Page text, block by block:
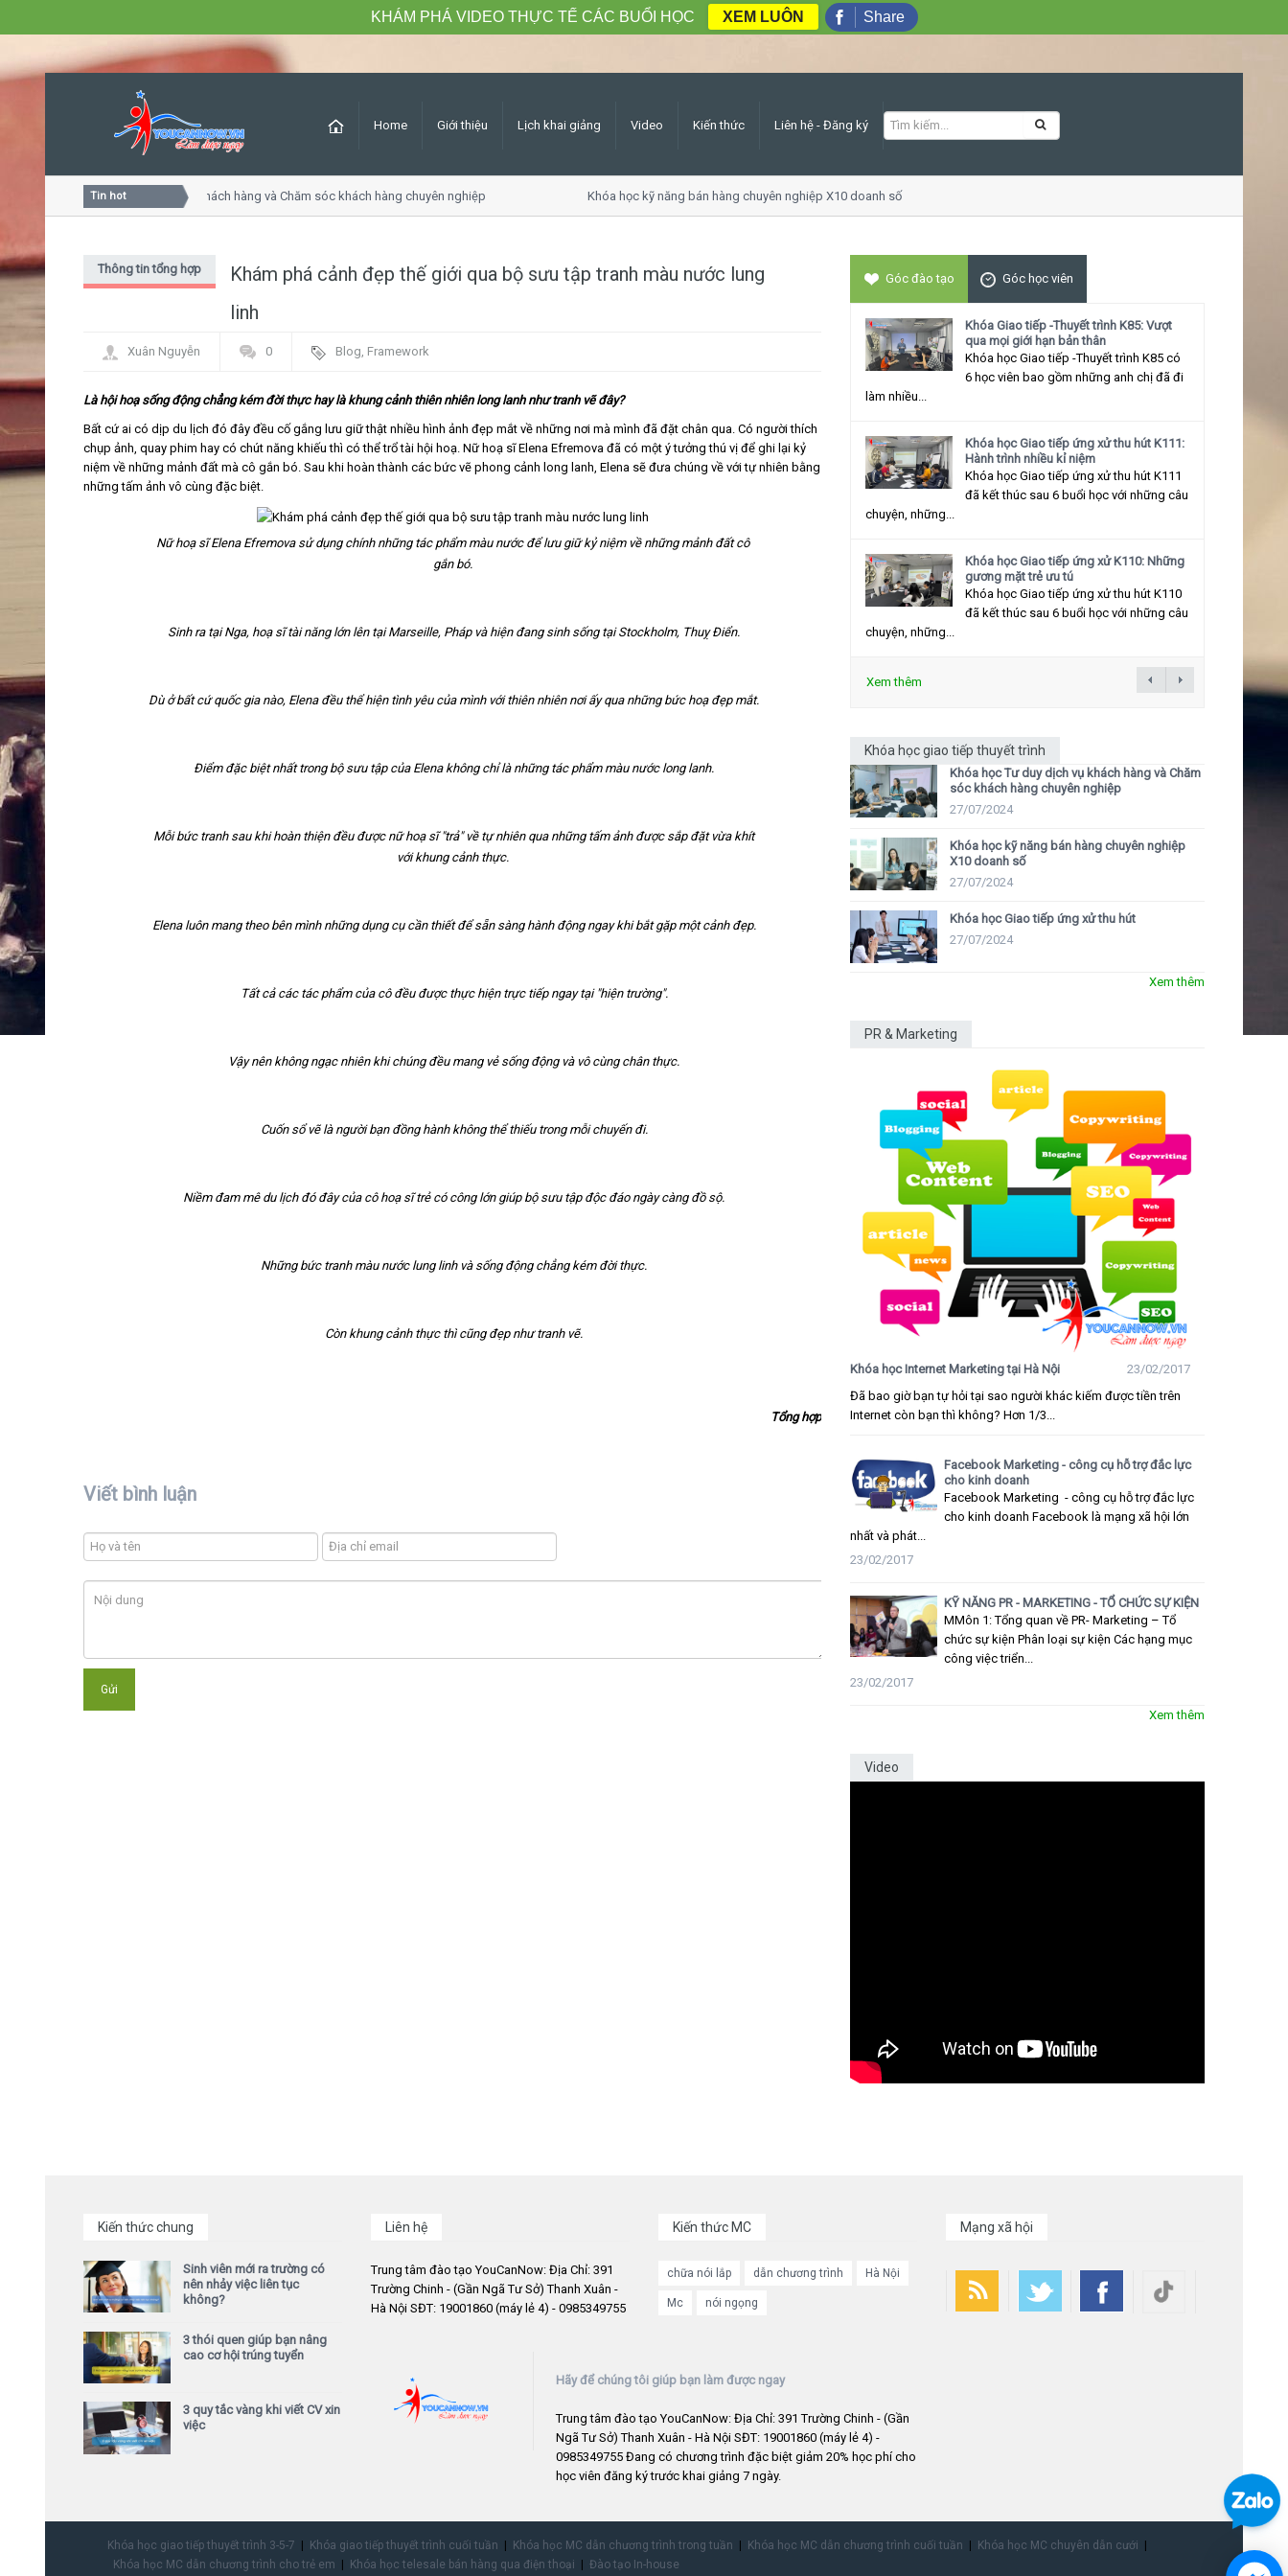
Home Giới thiệu Lịch khai giảng Video Kiến thức Liên hệ - Đăng ký
Tin hot
Khóa học Tư duy dịch vụ khách hàng và Chăm sóc khách hàng chuyên nghiệp Khóa học kỹ năng bán hàng chuyên nghiệp X10 doanh số
Khám phá cảnh đẹp thế giới qua bộ sưu tập tranh màu nước lung
linh
Thông tin tổng hợp
Xuân Nguyễn 0 Blog, Framework
Là hội hoạ sống động chẳng kém đời thực hay là khung cảnh thiên nhiên long lanh như tranh vẽ đây?
Bất cứ ai có dịp du lịch đó đây đều cố gắng lưu giữ thật nhiều hình ảnh đẹp mắt về những nơi mà mình đã đặt chân qua. Có người thích
chụp ảnh, quay phim hay có chút năng khiếu thì có thể trổ tài hội hoạ. Nữ hoạ sĩ Elena Efremova đã có một ý tưởng thú vị để ghi lại kỷ
niệm về những mảnh đất mà cô gắn bó. Sau khi hoàn thành các bức vẽ phong cảnh long lanh, Elena sẽ đưa chúng về với tự nhiên bằng
những tấm ảnh vô cùng đặc biệt.
Nữ hoạ sĩ Elena Efremova sử dụng chính những tác phẩm màu nước để lưu giữ kỷ niệm về những mảnh đất cô
gắn bó.
Sinh ra tại Nga, hoạ sĩ tài năng lớn lên tại Marseille, Pháp và hiện đang sinh sống tại Stockholm, Thuỵ Điển.
Dù ở bất cứ quốc gia nào, Elena đều thể hiện tình yêu của mình với thiên nhiên nơi ấy qua những bức hoạ đẹp mắt.
Điểm đặc biệt nhất trong bộ sưu tập của Elena không chỉ là những tác phẩm màu nước long lanh.
Mỗi bức tranh sau khi hoàn thiện đều được nữ hoạ sĩ "trả" về tự nhiên qua những tấm ảnh được sắp đặt vừa khít
với khung cảnh thực.
Elena luôn mang theo bên mình những dụng cụ cần thiết để sẵn sàng hành động ngay khi bắt gặp một cảnh đẹp.
Tất cả các tác phẩm của cô đều được thực hiện trực tiếp ngay tại "hiện trường".
Vậy nên không ngạc nhiên khi chúng đều mang vẻ sống động và vô cùng chân thực.
Cuốn sổ vẽ là người bạn đồng hành không thể thiếu trong mỗi chuyến đi.
Niềm đam mê du lịch đó đây của cô hoạ sĩ trẻ có công lớn giúp bộ sưu tập độc đáo ngày càng đồ sộ.
Những bức tranh màu nước lung linh và sống động chẳng kém đời thực.
Còn khung cảnh thực thì cũng đẹp như tranh vẽ.
Tổng hợp
Viết bình luận
Góc đào tạo Góc học viên
Khóa Giao tiếp -Thuyết trình K85: Vượt
qua mọi giới hạn bản thân
Khóa học Giao tiếp -Thuyết trình K85 có
6 học viên bao gồm những anh chị đã đi
làm nhiều...
Khóa học Giao tiếp ứng xử thu hút K111:
Hành trình nhiều kỉ niệm
Khóa học Giao tiếp ứng xử thu hút K111
đã kết thúc sau 6 buổi học với những câu
chuyện, những...
Khóa học Giao tiếp ứng xử K110: Những
gương mặt trẻ ưu tú
Khóa học Giao tiếp ứng xử thu hút K110
đã kết thúc sau 6 buổi học với những câu
chuyện, những...
Xem thêm
Khóa học giao tiếp thuyết trình
Khóa học Tư duy dịch vụ khách hàng và Chăm
sóc khách hàng chuyên nghiệp
27/07/2024
Khóa học kỹ năng bán hàng chuyên nghiệp
X10 doanh số
27/07/2024
Khóa học Giao tiếp ứng xử thu hút
27/07/2024
Xem thêm
PR & Marketing
Khóa học Internet Marketing tại Hà Nội
23/02/2017
Đã bao giờ bạn tự hỏi tại sao người khác kiếm được tiền trên
Internet còn bạn thì không? Hơn 1/3...
Facebook Marketing - công cụ hỗ trợ đắc lực
cho kinh doanh
Facebook Marketing - công cụ hỗ trợ đắc lực
cho kinh doanh Facebook là mạng xã hội lớn
nhất và phát...
23/02/2017
KỸ NĂNG PR - MARKETING - TỔ CHỨC SỰ KIỆN
MMôn 1: Tổng quan về PR- Marketing – Tổ
chức sự kiện Phân loại sự kiện Các hạng mục
công việc triển...
23/02/2017
Xem thêm
Video
Kiến thức chung
Sinh viên mới ra trường có
nên nhảy việc liên tục
không?
3 thói quen giúp bạn nâng
cao cơ hội trúng tuyển
3 quy tắc vàng khi viết CV xin
việc
Liên hệ
Trung tâm đào tạo YouCanNow: Địa Chỉ: 391
Trường Chinh - (Gần Ngã Tư Sở) Thanh Xuân -
Hà Nội SĐT: 19001860 (máy lẻ 4) - 0985349755
Kiến thức MC
chữa nói lắp dẫn chương trình Hà Nội
Mc nói ngọng
Mạng xã hội
Hãy để chúng tôi giúp bạn làm được ngay
Trung tâm đào tạo YouCanNow: Địa Chỉ: 391 Trường Chinh - (Gần
Ngã Tư Sở) Thanh Xuân - Hà Nội SĐT: 19001860 (máy lẻ 4) -
0985349755 Đang có chương trình đặc biệt giảm 20% học phí cho
học viên đăng ký trước khai giảng 7 ngày.
Khóa học giao tiếp thuyết trình 3-5-7 Khóa giao tiếp thuyết trình cuối tuần Khóa học MC dẫn chương trình trong tuần Khóa học MC dẫn chương trình cuối tuần
Khóa học MC chuyên dẫn cưới
Khóa học MC dẫn chương trình cho trẻ em
Khóa học telesale bán hàng qua điện thoại Đào tạo In-house
KHÁM PHÁ VIDEO THỰC TẾ CÁC BUỔI HỌC XEM LUÔN Share